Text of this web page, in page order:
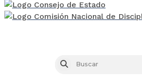
Buscar